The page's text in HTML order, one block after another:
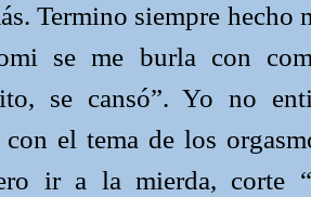
Termino siempre hecho
se me burla con
se cansó”. Yo no
con el tema de los
ir a la mierda, corte